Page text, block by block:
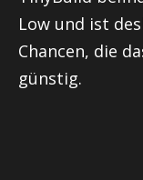
Low und ist
Chancen, die
günstig.